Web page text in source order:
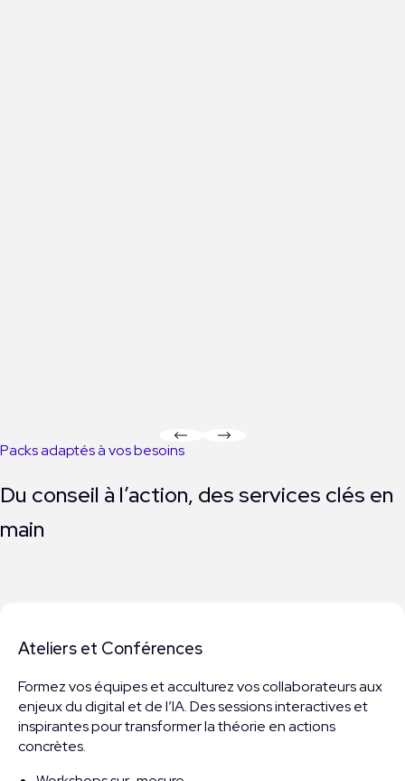
Packs adaptés à vos besoins
Du conseil à l’action, des services clés en
main
Ateliers et Conférences
Formez vos équipes et acculturez vos collaborateurs aux
enjeux du digital et de l’IA. Des sessions interactives et
inspirantes pour transformer la théorie en actions
concrètes.